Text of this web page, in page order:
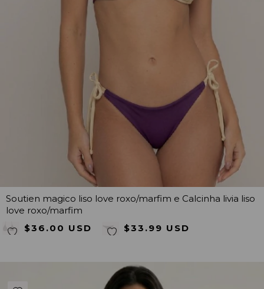
Soutien magico liso love roxo/marfim e Calcinha livia liso
love roxo/marfim
$36.00 USD
$33.99 USD